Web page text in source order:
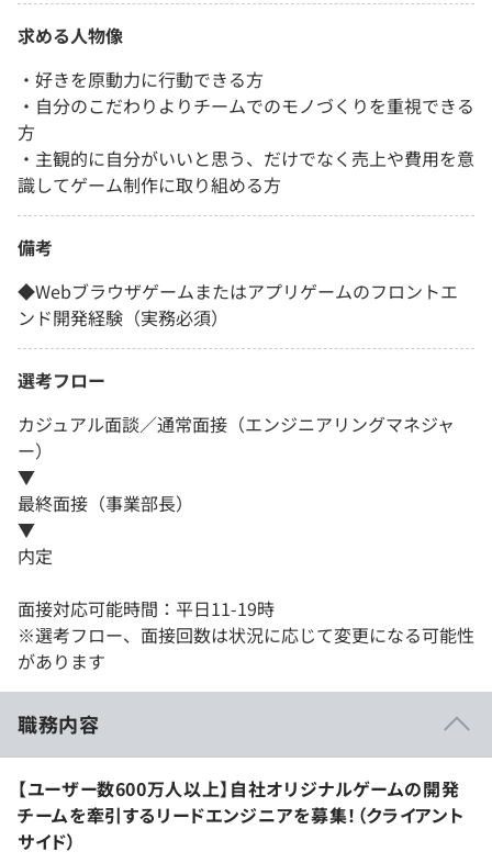
求める人物像
・好きを原動力に行動できる方
・自分のこだわりよりチームでのモノづくりを重視できる
方
・主観的に自分がいいと思う、だけでなく売上や費用を意
識してゲーム制作に取り組める方
備考
◆Webブラウザゲームまたはアプリゲームのフロントエ
ンド開発経験（実務必須）
選考フロー
カジュアル面談／通常面接（エンジニアリングマネジャ
ー）
▼
最終面接（事業部長）
▼
内定
面接対応可能時間：平日11-19時
※選考フロー、面接回数は状況に応じて変更になる可能性
があります
職務内容
【ユーザー数600万人以上】自社オリジナルゲームの開発
チームを牽引するリードエンジニアを募集！（クライアント
サイド）